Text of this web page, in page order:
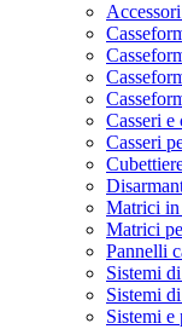
Casseri
Casseri
Matrici in
Matrici
Pannelli
Sistemi
Sistemi
Sistemi e